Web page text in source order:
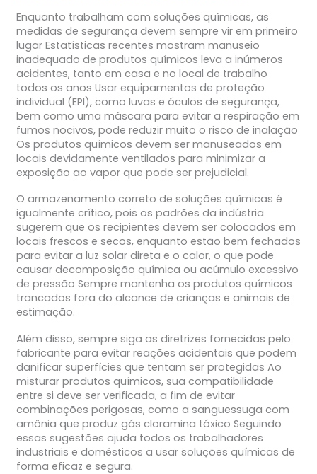
Enquanto trabalham com soluções químicas, as
medidas de segurança devem sempre vir em primeiro
lugar Estatísticas recentes mostram manuseio
inadequado de produtos químicos leva a inúmeros
acidentes, tanto em casa e no local de trabalho
todos os anos Usar equipamentos de proteção
individual (EPI), como luvas e óculos de segurança,
bem como uma máscara para evitar a respiração em
fumos nocivos, pode reduzir muito o risco de inalação
Os produtos químicos devem ser manuseados em
locais devidamente ventilados para minimizar a
exposição ao vapor que pode ser prejudicial.
O armazenamento correto de soluções químicas é
igualmente crítico, pois os padrões da indústria
sugerem que os recipientes devem ser colocados em
locais frescos e secos, enquanto estão bem fechados
para evitar a luz solar direta e o calor, o que pode
causar decomposição química ou acúmulo excessivo
de pressão Sempre mantenha os produtos químicos
trancados fora do alcance de crianças e animais de
estimação.
Além disso, sempre siga as diretrizes fornecidas pelo
fabricante para evitar reações acidentais que podem
danificar superfícies que tentam ser protegidas Ao
misturar produtos químicos, sua compatibilidade
entre si deve ser verificada, a fim de evitar
combinações perigosas, como a sanguessuga com
amônia que produz gás cloramina tóxico Seguindo
essas sugestões ajuda todos os trabalhadores
industriais e domésticos a usar soluções químicas de
forma eficaz e segura.